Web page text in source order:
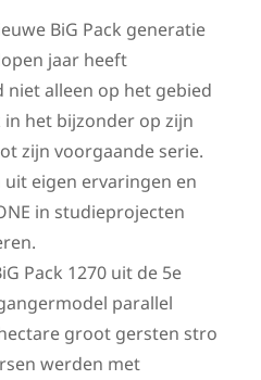
BiG Pack generatie
jaar heeft
alleen op het gebied
het bijzonder op zijn
zijn voorgaande serie.
eigen ervaringen en
in studieprojecten
Pack 1270 uit de 5e
parallel
groot gersten stro
werden met